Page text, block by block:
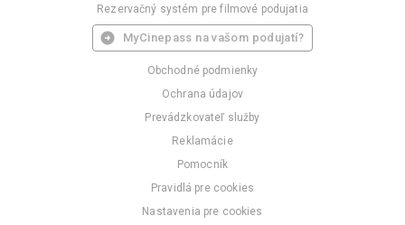
Rezervačný systém pre filmové podujatia
MyCinepass na vašom podujatí?
Obchodné podmienky
Ochrana údajov
Prevádzkovateľ služby
Reklamácie
Pomocník
Pravidlá pre cookies
Nastavenia pre cookies